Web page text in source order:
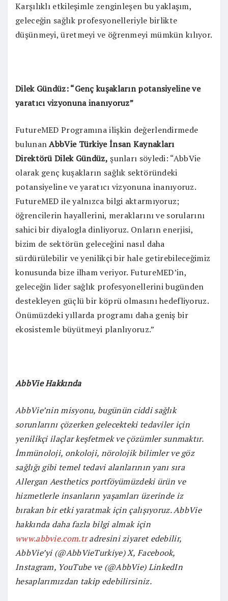
Karşılıklı etkileşimle zenginleşen bu yaklaşım,
geleceğin sağlık profesyonelleriyle birlikte
düşünmeyi, üretmeyi ve öğrenmeyi mümkün kılıyor.
Dilek Gündüz: “Genç kuşakların potansiyeline ve
yaratıcı vizyonuna inanıyoruz”
FutureMED Programına ilişkin değerlendirmede
bulunanAbbVie Türkiye İnsan Kaynakları
DirektörüDilek Gündüz, şunları söyledi: “AbbVie
olarak genç kuşakların sağlık sektöründeki
potansiyeline ve yaratıcı vizyonuna inanıyoruz.
FutureMED ile yalnızca bilgi aktarmıyoruz;
öğrencilerin hayallerini, meraklarını ve sorularını
sahici bir diyalogla dinliyoruz. Onların enerjisi,
bizim de sektörün geleceğini nasıl daha
sürdürülebilir ve yenilikçi bir hale getirebileceğimiz
konusunda bize ilham veriyor. FutureMED’in,
geleceğin lider sağlık profesyonellerini bugünden
destekleyen güçlü bir köprü olmasını hedefliyoruz.
Önümüzdeki yıllarda programı daha geniş bir
ekosistemle büyütmeyi planlıyoruz.”
AbbVie Hakkında
AbbVie’nin misyonu, bugünün ciddi sağlık
sorunlarını çözerken gelecekteki tedaviler için
yenilikçi ilaçlar keşfetmek ve çözümler sunmaktır.
İmmünoloji, onkoloji, nörolojik bilimler ve göz
sağlığı gibi temel tedavi alanlarının yanı sıra
Allergan Aesthetics portföyümüzdeki ürün ve
hizmetlerle insanların yaşamları üzerinde iz
bırakan bir etki yaratmak için çalışıyoruz. AbbVie
hakkında daha fazla bilgi almak için
www.abbvie.com.tradresini ziyaret edebilir,
AbbVie’yi (@AbbVieTurkiye) X, Facebook,
Instagram, YouTube ve (@AbbVie) LinkedIn
hesaplarımızdan takip edebilirsiniz.